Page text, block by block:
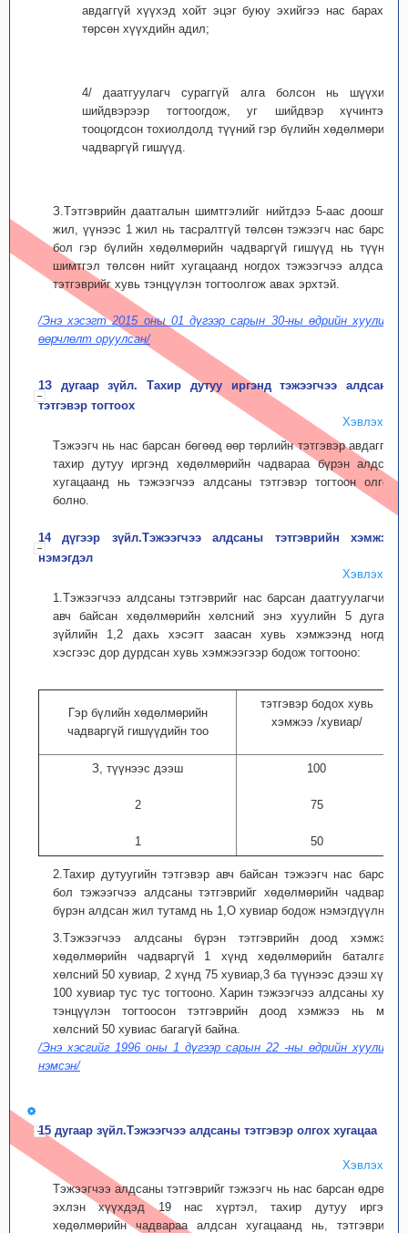
авдаггүй хүүхэд хойт эцэг буюу эхийгээ нас барахад
төрсөн хүүхдийн адил;
4/ даатгуулагч сураггүй алга болсон нь шүүхийн
шийдвэрээр тогтоогдож, уг шийдвэр хүчинтэйд
тооцогдсон тохиолдолд түүний гэр бүлийн хөдөлмөрийн
чадваргүй гишүүд.
З.Тэтгэврийн даатгалын шимтгэлийг нийтдээ 5-аас доошгүй
жил, үүнээс 1 жил нь тасралтгүй төлсөн тэжээгч нас барсан
бол гэр бүлийн хөдөлмөрийн чадваргүй гишүүд нь түүний
шимтгэл төлсөн нийт хугацаанд ногдох тэжээгчээ алдсаны
тэтгэврийг хувь тэнцүүлэн тогтоолгож авах эрхтэй.
/Энэ хэсэгт 2015 оны 01 дүгээр сарын 30-ны өдрийн хуулиар
өөрчлөлт оруулсан/
1З дугаар зүйл. Тахир дутуу иргэнд тэжээгчээ алдсаны
тэтгэвэр тогтоох
Хэвлэх
Тэжээгч нь нас барсан бөгөөд өөр төрлийн тэтгэвэр авдаггүй
тахир дутуу иргэнд хөдөлмөрийн чадвараа бүрэн алдсан
хугацаанд нь тэжээгчээ алдсаны тэтгэвэр тогтоон олгож
болно.
14 дүгээр зүйл.Тэжээгчээ алдсаны тэтгэврийн хэмжээ,
нэмэгдэл
Хэвлэх
1.Тэжээгчээ алдсаны тэтгэврийг нас барсан даатгуулагчийн
авч байсан хөдөлмөрийн хөлсний энэ хуулийн 5 дугаар
зүйлийн 1,2 дахь хэсэгт заасан хувь хэмжээнд ногдох
хэсгээс дор дурдсан хувь хэмжээгээр бодож тогтооно:
Гэр бүлийн хөдөлмөрийн
чадваргүй гишүүдийн тоо
тэтгэвэр бодох хувь
хэмжээ /хувиар/
З, түүнээс дээш
2
1
100
75
50
2.Тахир дутуугийн тэтгэвэр авч байсан тэжээгч нас барсан
бол тэжээгчээ алдсаны тэтгэврийг хөдөлмөрийн чадвараа
бүрэн алдсан жил тутамд нь 1,О хувиар бодож нэмэгдүүлнэ.
3.Тэжээгчээ алдсаны бүрэн тэтгэврийн доод хэмжээг
хөдөлмөрийн чадваргүй 1 хүнд хөдөлмөрийн баталгаат
хөлсний 50 хувиар, 2 хүнд 75 хувиар,3 ба түүнээс дээш хүнд
100 хувиар тус тус тогтооно. Харин тэжээгчээ алдсаны хувь
тэнцүүлэн тогтоосон тэтгэврийн доод хэмжээ нь мөн
хөлсний 50 хувиас багагүй байна.
/Энэ хэсгийг 1996 оны 1 дүгээр сарын 22 -ны өдрийн хуулиар
нэмсэн/
15 дугаар зүйл.Тэжээгчээ алдсаны тэтгэвэр олгох хугацаа
Хэвлэх
Тэжээгчээ алдсаны тэтгэврийг тэжээгч нь нас барсан өдрөөс
эхлэн хүүхдэд 19 нас хүртэл, тахир дутуу иргэнд
хөдөлмөрийн чадвараа алдсан хугацаанд нь, тэтгэврийн